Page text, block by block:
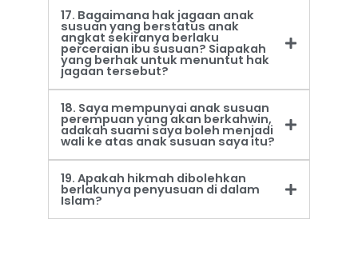
17. Bagaimana hak jagaan anak
susuan yang berstatus anak
angkat sekiranya berlaku
perceraian ibu susuan? Siapakah
yang berhak untuk menuntut hak
jagaan tersebut?
18. Saya mempunyai anak susuan
perempuan yang akan berkahwin,
adakah suami saya boleh menjadi
wali ke atas anak susuan saya itu?
19. Apakah hikmah dibolehkan
berlakunya penyusuan di dalam
Islam?